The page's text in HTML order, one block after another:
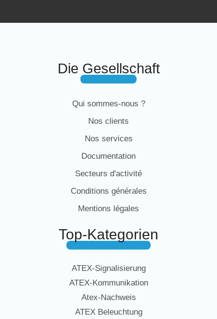
Die Gesellschaft
Qui sommes-nous ?
Nos clients
Nos services
Documentation
Secteurs d'activité
Conditions générales
Mentions légales
Top-Kategorien
ATEX-Signalisierung
ATEX-Kommunikation
Atex-Nachweis
ATEX Beleuchtung